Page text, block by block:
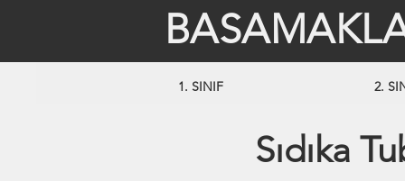
1. SINIF 2.
Sıdıka